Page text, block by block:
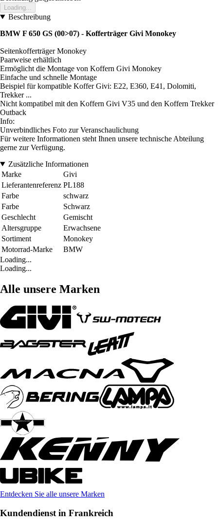
Loading...
Beschreibung
BMW F 650 GS (00>07) - Kofferträger Givi Monokey
Seitenkofferträger Monokey
Paarweise erhältlich
Ermöglicht die Montage von Koffern Givi Monokey
Einfache und schnelle Montage
Beispiel für kompatible Koffer Givi: E22, E360, E41, Dolomiti,
Trekker ...
Nicht kompatibel mit den Koffern Givi V35 und den Koffern Trekker
Outback
Info:
Unverbindliches Foto zur Veranschaulichung
Für weitere Informationen steht Ihnen unsere technische Abteilung
gerne zur Verfügung.
Zusätzliche Informationen
Marke
Givi
Lieferantenreferenz PL188
Farbe
schwarz
Farbe
Schwarz
Geschlecht
Gemischt
Altersgruppe
Erwachsene
Sortiment
Monokey
Motorrad-Marke
BMW
Loading...
Loading...
Alle unsere Marken
Entdecken Sie alle unsere Marken
Kundendienst in Frankreich